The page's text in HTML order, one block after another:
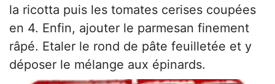
la ricotta puis les tomates cerises coupées
en 4. Enfin, ajouter le parmesan finement
râpé. Etaler le rond de pâte feuilletée et y
déposer le mélange aux épinards.